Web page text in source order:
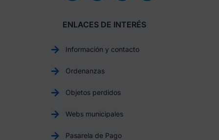
ENLACES DE INTERÉS
Información y contacto
Ordenanzas
Objetos perdidos
Webs municipales
Pasarela de Pago